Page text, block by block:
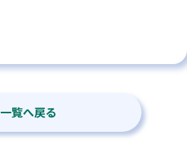
一覧へ戻る